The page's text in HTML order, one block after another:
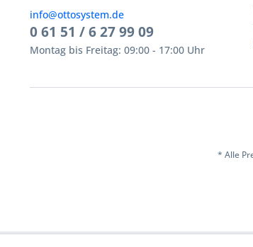
info@ottosystem.de
0 61 51 / 6 27 99 09
Montag bis Freitag: 09:00 - 17:00 Uhr
* Alle